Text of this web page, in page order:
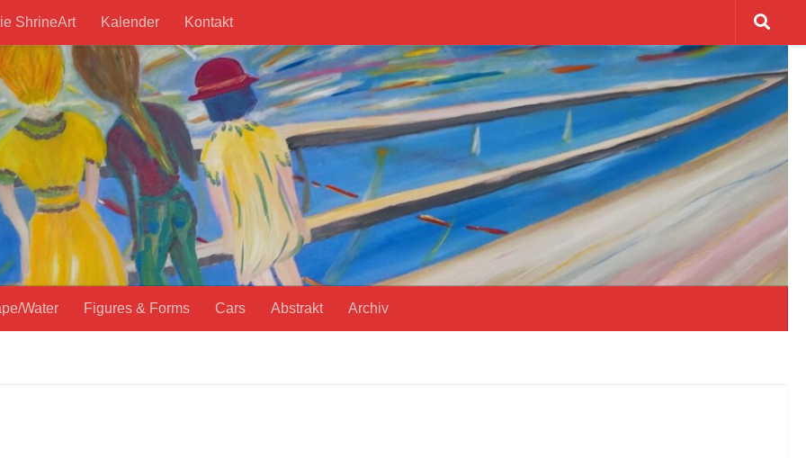
ShrineArt Kalender Kontakt
Water Figures & Forms Cars Abstrakt Archiv